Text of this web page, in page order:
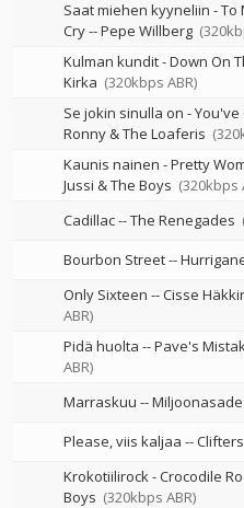
Saat miehen kyyneliin - To
Cry--Pepe Willberg
Kulman kundit - Down On
Kirka (320kbps ABR)
Se jokin sinulla on - You've
Ronny & The Loaferis
Kaunis nainen - Pretty
Jussi & The Boys (320kbps
Cadillac--The Renegades
Bourbon Street--
Only Sixteen --Cisse
ABR)
Pidä huolta --Pave's
ABR)
Marraskuu --Miljoonasade
Please, viis kaljaa --Clifters
Krokotiilirock - Crocodile
Boys (320kbps ABR)